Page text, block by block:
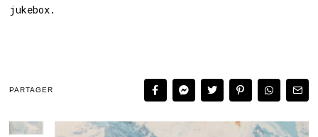
jukebox.
PARTAGER